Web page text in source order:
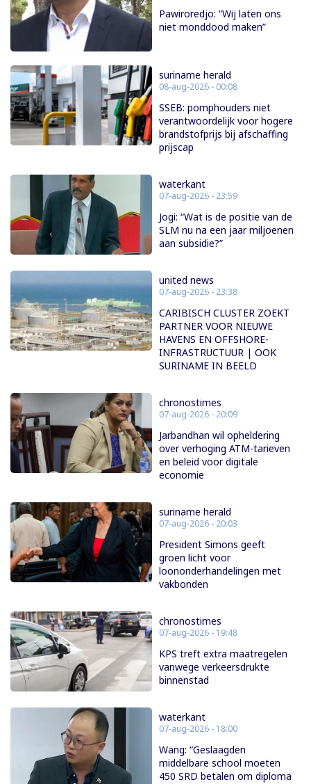
Pawiroredjo: “Wij laten ons
niet monddood maken”
suriname herald
08-aug-2026 - 00:08
SSEB: pomphouders niet
verantwoordelijk voor hogere
brandstofprijs bij afschaffing
prijscap
waterkant
07-aug-2026 - 23:59
Jogi: “Wat is de positie van de
SLM nu na een jaar miljoenen
aan subsidie?”
united news
07-aug-2026 - 23:38
CARIBISCH CLUSTER ZOEKT
PARTNER VOOR NIEUWE
HAVENS EN OFFSHORE-
INFRASTRUCTUUR | OOK
SURINAME IN BEELD
chronostimes
07-aug-2026 - 20:09
Jarbandhan wil opheldering
over verhoging ATM-tarieven
en beleid voor digitale
economie
suriname herald
07-aug-2026 - 20:03
President Simons geeft
groen licht voor
loononderhandelingen met
vakbonden
chronostimes
07-aug-2026 - 19:48
KPS treft extra maatregelen
vanwege verkeersdrukte
binnenstad
waterkant
07-aug-2026 - 18:00
Wang: “Geslaagden
middelbare school moeten
450 SRD betalen om diploma